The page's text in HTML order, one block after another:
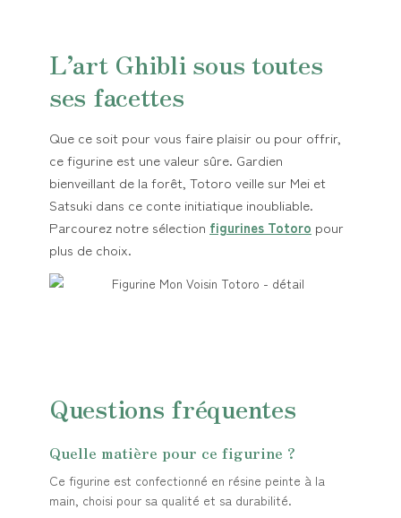
L’art Ghibli sous toutes
ses facettes
Que ce soit pour vous faire plaisir ou pour offrir,
ce figurine est une valeur sûre. Gardien
bienveillant de la forêt, Totoro veille sur Mei et
Satsuki dans ce conte initiatique inoubliable.
Parcourez notre sélection figurines Totoro pour
plus de choix.
Questions fréquentes
Quelle matière pour ce figurine ?
Ce figurine est confectionné en résine peinte à la
main, choisi pour sa qualité et sa durabilité.